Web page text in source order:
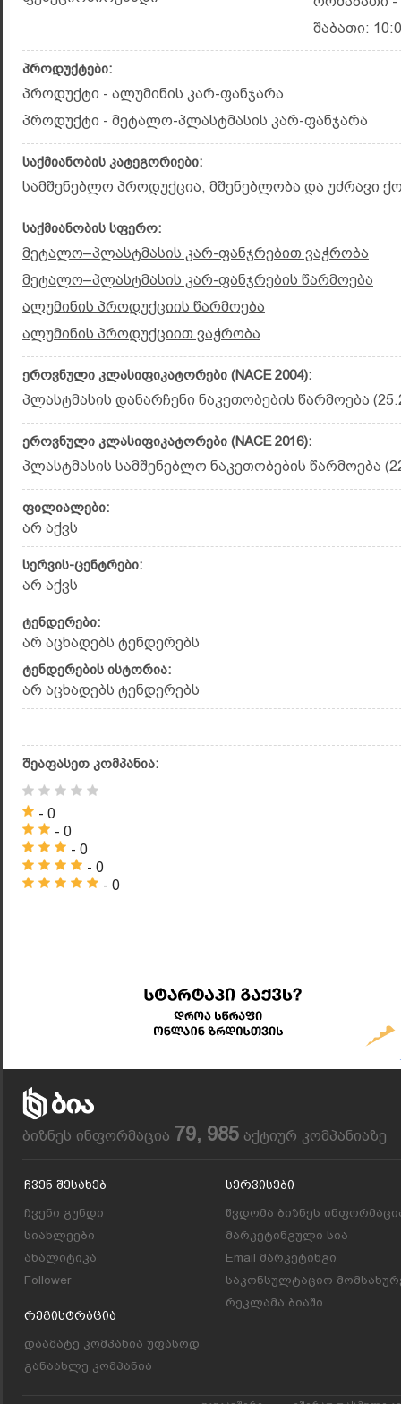
შაბათი:
პროდუქტები:
პროდუქტი - ალუმინის კარ-ფანჯარა
პროდუქტი - მეტალო-პლასტმასის კარ-ფანჯარა
საქმიანობის კატეგორიები:
სამშენებლო პროდუქცია, მშენებლობა და უძრავი
საქმიანობის სფერო:
მეტალო–პლასტმასის კარ-ფანჯრებით ვაჭრობა
მეტალო–პლასტმასის კარ-ფანჯრების წარმოება
ალუმინის პროდუქციის წარმოება
ალუმინის პროდუქციით ვაჭრობა
ეროვნული კლასიფიკატორები (NACE 2004):
პლასტმასის დანარჩენი ნაკეთობების წარმოება
ეროვნული კლასიფიკატორები (NACE 2016):
პლასტმასის სამშენებლო ნაკეთობების წარმოება
ფილიალები:
არ აქვს
სერვის-ცენტრები:
არ აქვს
ტენდერები:
არ აცხადებს ტენდერებს
ტენდერების ისტორია:
არ აცხადებს ტენდერებს
შეაფასეთ კომპანია:
- 0
- 0
- 0
- 0
- 0
ბიზნეს ინფორმაცია 79, 985 აქტიურ კომპანიაზე
Ჩვენ Შესახებ
ჩვენი გუნდი
სიახლეები
ანალიტიკა
Follower
Რეგისტრაცია
დაამატე კომპანია უფასოდ
განაახლე კომპანია
Სერვისები
წვდომა ბიზნეს
მარკეტინგული სია
Email მარკეტინგი
საკონსულტაციო
რეკლამა ბიაში